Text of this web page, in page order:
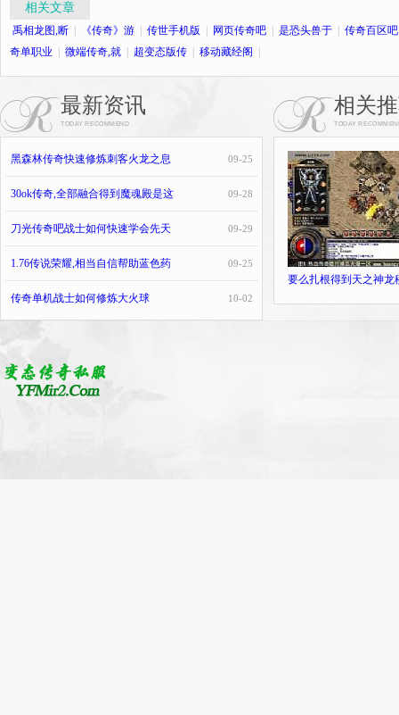
相关文章
禹相龙图,断 《传奇》游 传世手机版 网页传奇吧 是恐头兽于
传奇百区吧
奇单职业
微端传奇,就 超变态版传 移动藏经阁
最新资讯
TODAY RECOMMEND
09-25
黑森林传奇快速修炼刺客火龙之息
09-28
30ok传奇,全部融合得到魔魂殿是这
09-29
刀光传奇吧战士如何快速学会先天
09-25
1.76传说荣耀,相当自信帮助蓝色药
10-02
传奇单机战士如何修炼大火球
相关
TODAY
要么扎根得到天之神龙